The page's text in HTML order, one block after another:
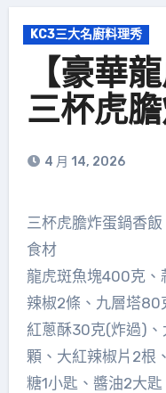
KC3三大名廚料理秀
【豪華
三杯虎
4 月 14, 2026
三杯虎膽炸蛋鍋香飯
食材
龍虎斑魚塊400克、
辣椒2條、九層塔80
紅蔥酥30克(炸過)
顆、大紅辣椒片2根
糖1小匙、醬油2大